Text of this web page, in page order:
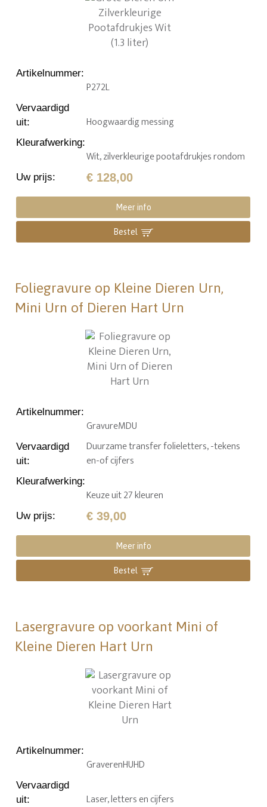
Artikelnummer:
P272L
Vervaardigd
uit: Hoogwaardig messing
Kleurafwerking:
Wit, zilverkleurige pootafdrukjes rondom
Uw prijs: € 128,00
Meer info
Bestel
Foliegravure op Kleine Dieren Urn,
Mini Urn of Dieren Hart Urn
Artikelnummer:
GravureMDU
Vervaardigd
uit:
Duurzame transfer folieletters, -tekens
en-of cijfers
Kleurafwerking:
Keuze uit 27 kleuren
Uw prijs: € 39,00
Meer info
Bestel
Lasergravure op voorkant Mini of
Kleine Dieren Hart Urn
Artikelnummer:
GraverenHUHD
Vervaardigd
uit: Laser, letters en cijfers